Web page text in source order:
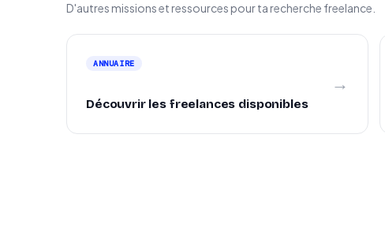
D'autres missions et ressources pour ta recherche freelance.
ANNUAIRE
Découvrir les freelances disponibles
→